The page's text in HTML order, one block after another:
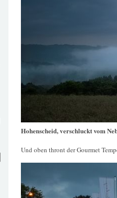
Hohenscheid, verschluckt vom
Und oben thront der Gourmet